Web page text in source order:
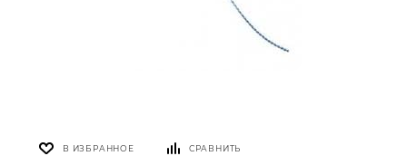
В ИЗБРАННОЕ СРАВНИТЬ